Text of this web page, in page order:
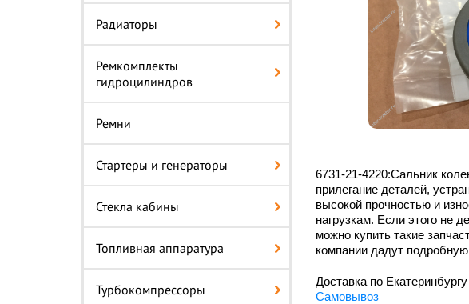
Радиаторы
Ремкомплекты
гидроцилиндров
Ремни
Стартеры и генераторы
Стекла кабины
Топливная аппаратура
Турбокомпрессоры
6731-21-4220:Сальник
прилегание деталей,
высокой прочностью и
нагрузкам. Если этого не
можно купить такие
компании дадут
Доставка по Екатеринбургу
Самовывоз